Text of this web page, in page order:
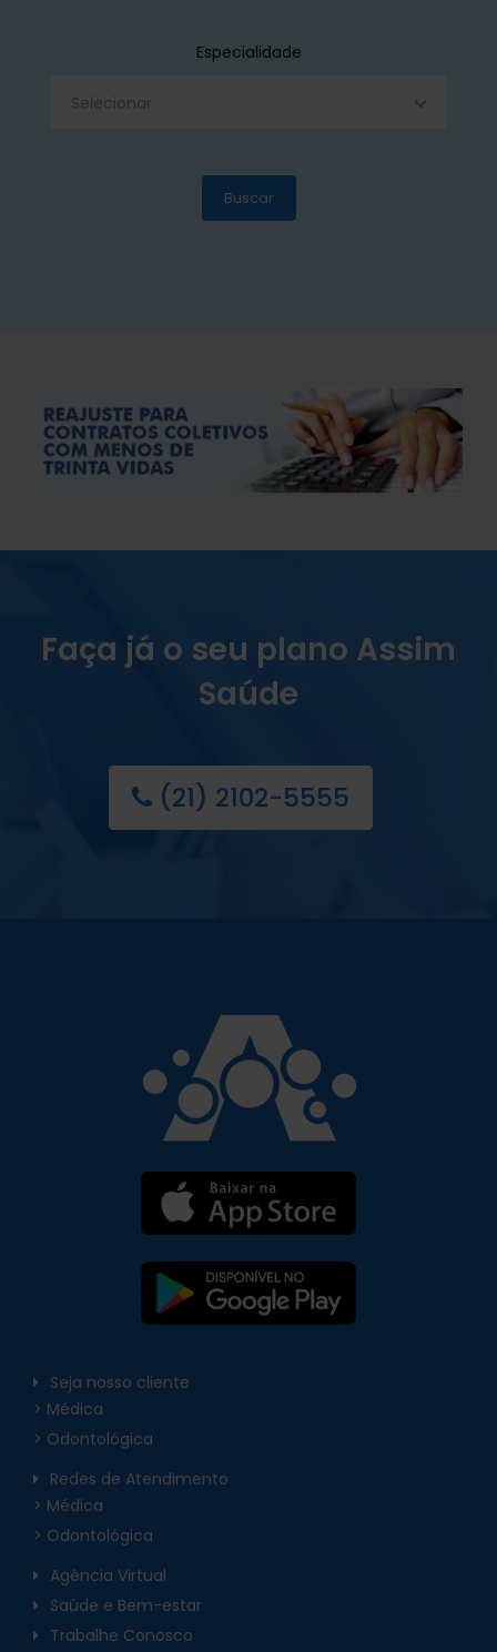
Especialidade
Selecionar
Buscar
Faça já o seu plano Assim
Saúde
(21) 2102-5555
Seja nosso cliente
> Médica
> Odontológica
Redes de Atendimento
> Médica
> Odontológica
Agência Virtual
Saúde e Bem-estar
Trabalhe Conosco